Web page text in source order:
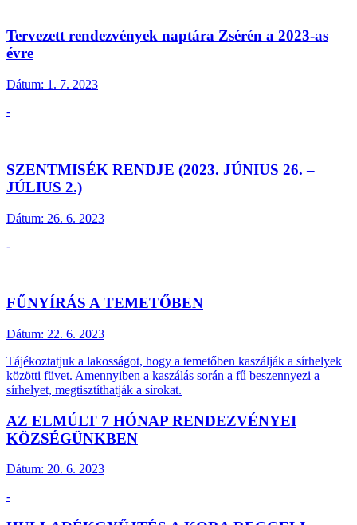
Tervezett rendezvények naptára Zsérén a 2023-as
évre
Dátum: 1. 7. 2023
-
SZENTMISÉK RENDJE (2023. JÚNIUS 26. –
JÚLIUS 2.)
Dátum: 26. 6. 2023
-
FŰNYÍRÁS A TEMETŐBEN
Dátum: 22. 6. 2023
Tájékoztatjuk a lakosságot, hogy a temetőben kaszálják a sírhelyek
közötti füvet. Amennyiben a kaszálás során a fű beszennyezi a
sírhelyet, megtisztíthatják a sírokat.
AZ ELMÚLT 7 HÓNAP RENDEZVÉNYEI
KÖZSÉGÜNKBEN
Dátum: 20. 6. 2023
-